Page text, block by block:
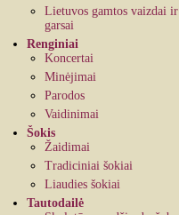
Lietuvos gamtos vaizdai ir
garsai
Renginiai
Koncertai
Minėjimai
Parodos
Vaidinimai
Šokis
Žaidimai
Tradiciniai šokiai
Liaudies šokiai
Tautodailė